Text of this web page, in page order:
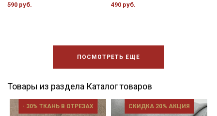
590 руб. 490 руб.
ПОСМОТРЕТЬ ЕЩЕ
Товары из раздела Каталог товаров
- 30% ТКАНЬ В ОТРЕЗАХ СКИДКА 20% АКЦИЯ